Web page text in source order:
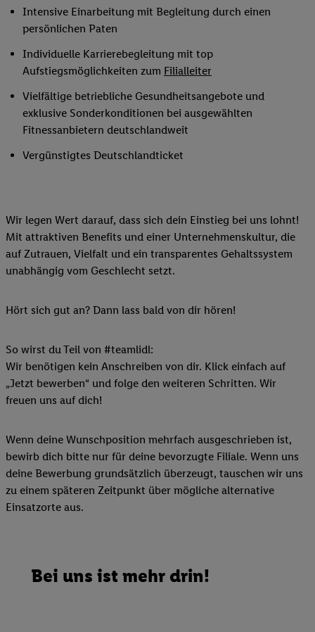
Intensive Einarbeitung mit Begleitung durch einen
persönlichen Paten
Individuelle Karrierebegleitung mit top
Aufstiegsmöglichkeiten zum Filialleiter
Vielfältige betriebliche Gesundheitsangebote und
exklusive Sonderkonditionen bei ausgewählten
Fitnessanbietern deutschlandweit
Vergünstigtes Deutschlandticket
Wir legen Wert darauf, dass sich dein Einstieg bei uns lohnt!
Mit attraktiven Benefits und einer Unternehmenskultur, die
auf Zutrauen, Vielfalt und ein transparentes Gehaltssystem
unabhängig vom Geschlecht setzt.
Hört sich gut an? Dann lass bald von dir hören!
So wirst du Teil von #teamlidl:
Wir benötigen kein Anschreiben von dir. Klick einfach auf
„Jetzt bewerben“ und folge den weiteren Schritten. Wir
freuen uns auf dich!
Wenn deine Wunschposition mehrfach ausgeschrieben ist,
bewirb dich bitte nur für deine bevorzugte Filiale. Wenn uns
deine Bewerbung grundsätzlich überzeugt, tauschen wir uns
zu einem späteren Zeitpunkt über mögliche alternative
Einsatzorte aus.
Bei uns ist mehr drin!